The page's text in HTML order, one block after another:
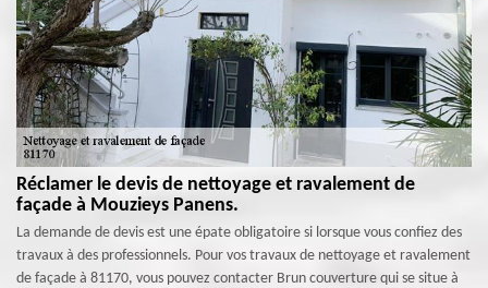
Réclamer le devis de nettoyage et ravalement de
façade à Mouzieys Panens.
La demande de devis est une épate obligatoire si lorsque vous confiez des
travaux à des professionnels. Pour vos travaux de nettoyage et ravalement
de façade à 81170, vous pouvez contacter Brun couverture qui se situe à